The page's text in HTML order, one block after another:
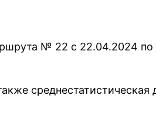
№ 22 с 22.04.2024
среднестатистическая